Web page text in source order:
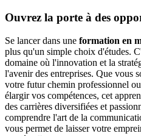
Ouvrez la porte à des
Se lancer dans une formation en
plus qu'un simple choix d'études.
domaine où l'innovation et la
l'avenir des entreprises. Que vous
votre futur chemin professionnel
élargir vos compétences, cet
des carrières diversifiées et
comprendre l'art de la
vous permet de laisser votre